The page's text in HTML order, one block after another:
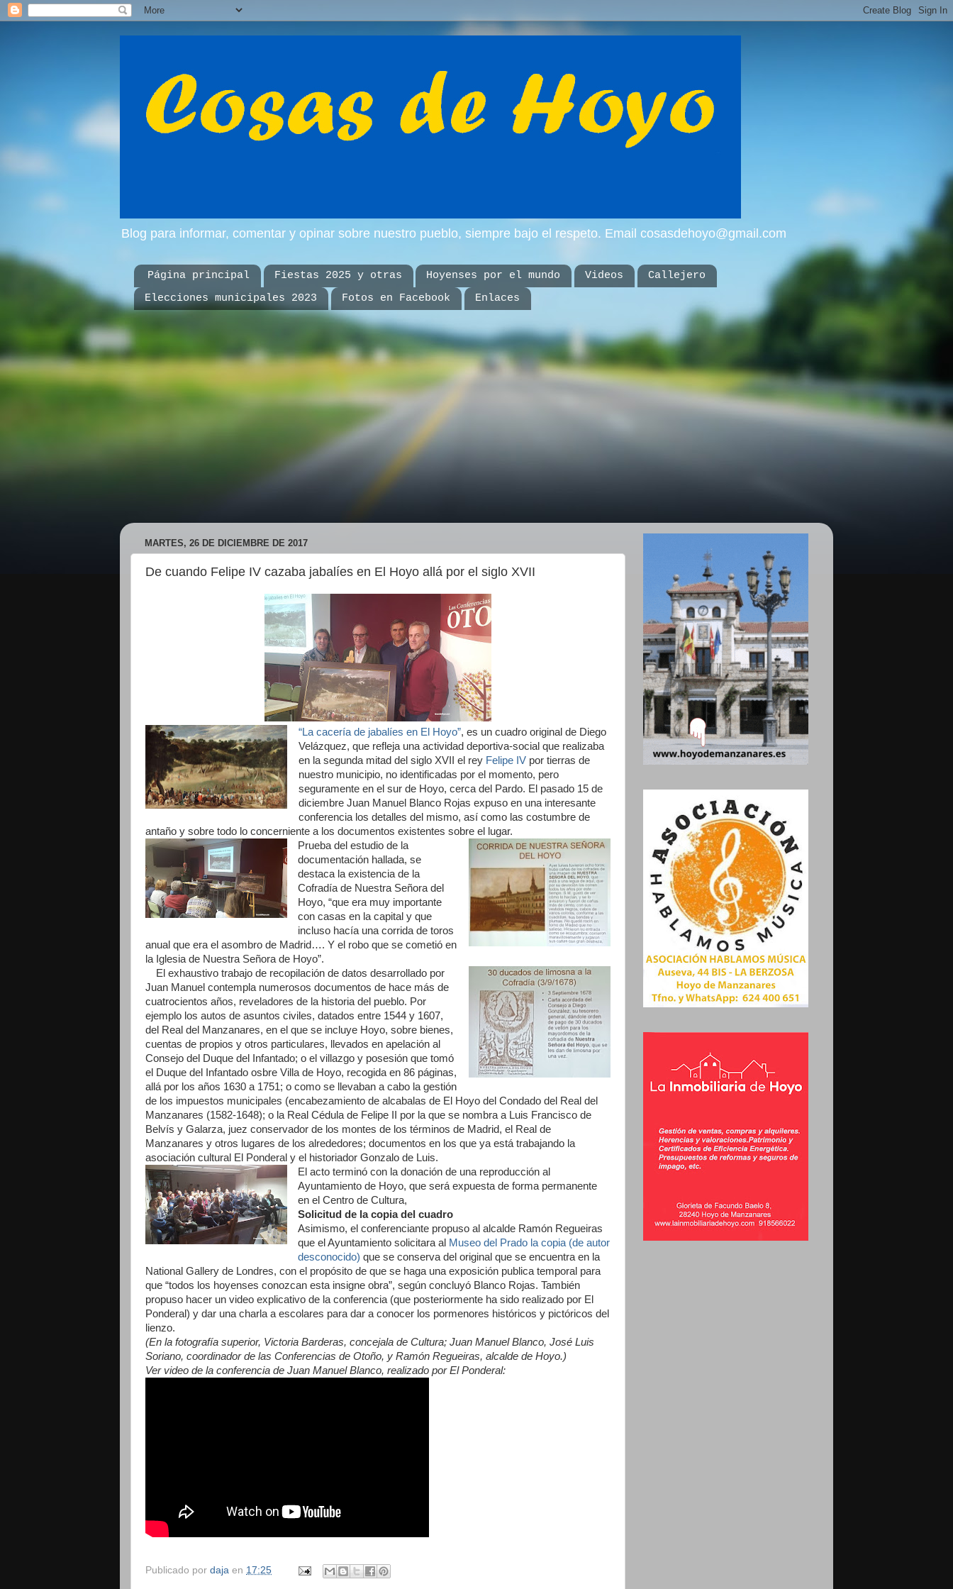
Blog para informar, comentar y opinar sobre nuestro pueblo, siempre bajo el respeto. Email cosasdehoyo@gmail.com
Página principal Fiestas 2025 y otras Hoyenses por el mundo Videos
Callejero
Elecciones municipales 2023
Fotos en Facebook Enlaces
MARTES, 26 DE DICIEMBRE DE 2017
De cuando Felipe IV cazaba jabalíes en El Hoyo allá por el siglo XVII
“La cacería de jabalíes en El Hoyo”, es un cuadro original de Diego
Velázquez, que refleja una actividad deportiva-social que realizaba
en la segunda mitad del siglo XVII el rey Felipe IV por tierras de
nuestro municipio, no identificadas por el momento, pero
seguramente en el sur de Hoyo, cerca del Pardo. El pasado 15 de
diciembre Juan Manuel Blanco Rojas expuso en una interesante
conferencia los detalles del mismo, así como las costumbre de
antaño y sobre todo lo concerniente a los documentos existentes sobre el lugar.
Prueba del estudio de la
documentación hallada, se
destaca la existencia de la
Cofradía de Nuestra Señora del
Hoyo, “que era muy importante
con casas en la capital y que
incluso hacía una corrida de toros
anual que era el asombro de Madrid…. Y el robo que se cometió en
la Iglesia de Nuestra Señora de Hoyo”.
El exhaustivo trabajo de recopilación de datos desarrollado por
Juan Manuel contempla numerosos documentos de hace más de
cuatrocientos años, reveladores de la historia del pueblo. Por
ejemplo los autos de asuntos civiles, datados entre 1544 y 1607,
del Real del Manzanares, en el que se incluye Hoyo, sobre bienes,
cuentas de propios y otros particulares, llevados en apelación al
Consejo del Duque del Infantado; o el villazgo y posesión que tomó
el Duque del Infantado osbre Villa de Hoyo, recogida en 86 páginas,
allá por los años 1630 a 1751; o como se llevaban a cabo la gestión
de los impuestos municipales (encabezamiento de alcabalas de El Hoyo del Condado del Real del
Manzanares (1582-1648); o la Real Cédula de Felipe II por la que se nombra a Luis Francisco de
Belvís y Galarza, juez conservador de los montes de los términos de Madrid, el Real de
Manzanares y otros lugares de los alrededores; documentos en los que ya está trabajando la
asociación cultural El Ponderal y el historiador Gonzalo de Luis.
El acto terminó con la donación de una reproducción al
Ayuntamiento de Hoyo, que será expuesta de forma permanente
en el Centro de Cultura,
Solicitud de la copia del cuadro
Asimismo, el conferenciante propuso al alcalde Ramón Regueiras
que el Ayuntamiento solicitara al Museo del Prado la copia (de autor
desconocido) que se conserva del original que se encuentra en la
National Gallery de Londres, con el propósito de que se haga una exposición publica temporal para
que “todos los hoyenses conozcan esta insigne obra”, según concluyó Blanco Rojas. También
propuso hacer un video explicativo de la conferencia (que posteriormente ha sido realizado por El
Ponderal) y dar una charla a escolares para dar a conocer los pormenores históricos y pictóricos del
lienzo.
(En la fotografía superior, Victoria Barderas, concejala de Cultura; Juan Manuel Blanco, José Luis
Soriano, coordinador de las Conferencias de Otoño, y Ramón Regueiras, alcalde de Hoyo.)
Ver video de la conferencia de Juan Manuel Blanco, realizado por El Ponderal:
Publicado por daja en 17:25